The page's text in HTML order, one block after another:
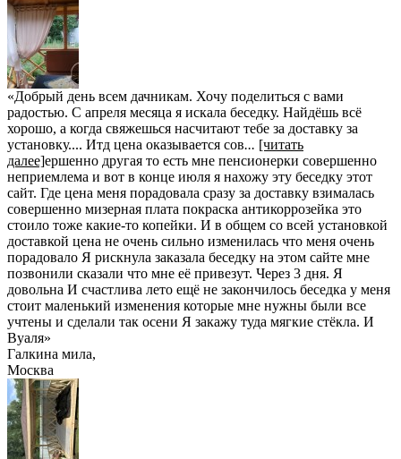
«Добрый день всем дачникам. Хочу поделиться с вами
радостью. С апреля месяца я искала беседку. Найдёшь всё
хорошо, а когда свяжешься насчитают тебе за доставку за
установку.... Итд цена оказывается сов... [читать
далее]ершенно другая то есть мне пенсионерки совершенно
неприемлема и вот в конце июля я нахожу эту беседку этот
сайт. Где цена меня порадовала сразу за доставку взималась
совершенно мизерная плата покраска антикоррозейка это
стоило тоже какие-то копейки. И в общем со всей установкой
доставкой цена не очень сильно изменилась что меня очень
порадовало Я рискнула заказала беседку на этом сайте мне
позвонили сказали что мне её привезут. Через 3 дня. Я
довольна И счастлива лето ещё не закончилось беседка у меня
стоит маленький изменения которые мне нужны были все
учтены и сделали так осени Я закажу туда мягкие стёкла. И
Вуаля»
Галкина мила,
Москва